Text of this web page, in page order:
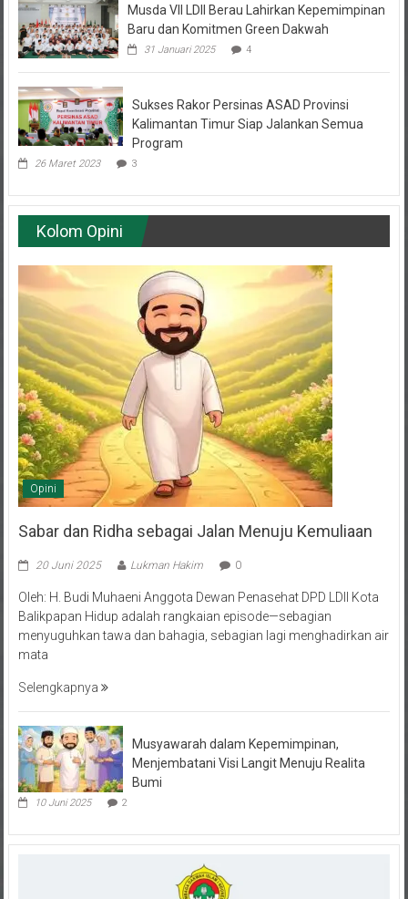
Baru dan Komitmen Green Dakwah
31 Januari 2025 4
Kalimantan Timur Siap Jalankan Semua
Program
26 Maret 2023 3
Kolom Opini
Opini
Sabar dan Ridha sebagai Jalan Menuju Kemuliaan
Balikpapan Hidup adalah rangkaian episode—sebagian
menyuguhkan tawa dan bahagia, sebagian lagi menghadirkan air
mata
Menjembatani Visi Langit Menuju Realita
Bumi
10 Juni 2025 2